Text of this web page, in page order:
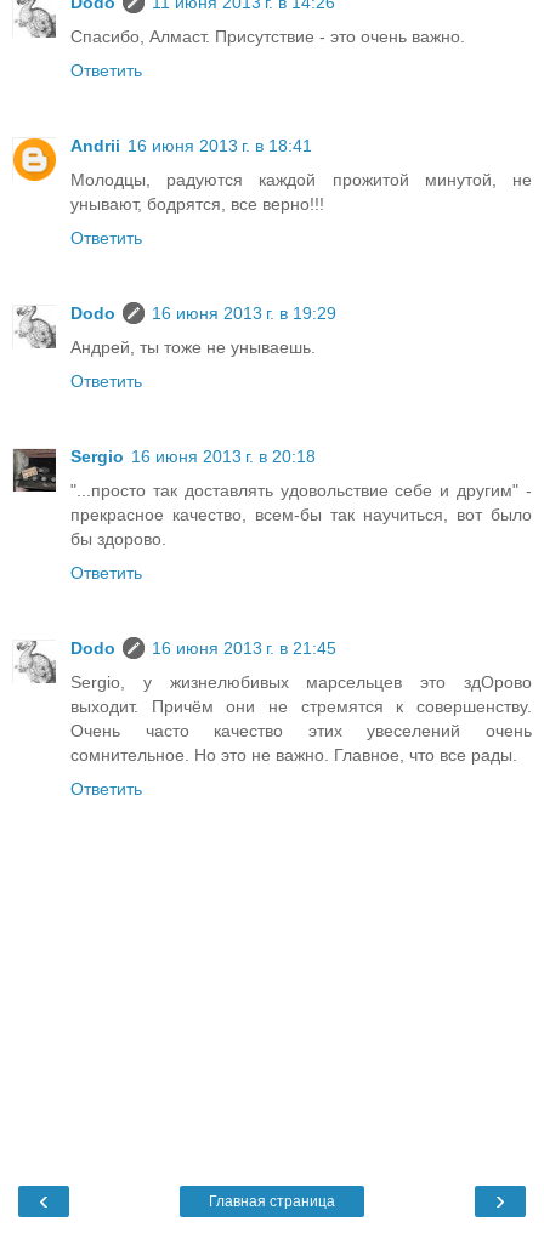
Спасибо, Алмаст. Присутствие - это очень важно.
Ответить
Andrii 16 июня 2013 г. в 18:41
Молодцы, радуются каждой прожитой минутой, не
унывают, бодрятся, все верно!!!
Ответить
Dodo
16 июня 2013 г. в 19:29
Андрей, ты тоже не унываешь.
Ответить
Sergio 16 июня 2013 г. в 20:18
"...просто так доставлять удовольствие себе и другим" -
прекрасное качество, всем-бы так научиться, вот было
бы здорово.
Ответить
Dodo
16 июня 2013 г. в 21:45
Sergio, у жизнелюбивых марсельцев это здОрово
выходит. Причём они не стремятся к совершенству.
Очень часто качество этих увеселений очень
сомнительное. Но это не важно. Главное, что все рады.
Ответить
‹ ›
Главная страница